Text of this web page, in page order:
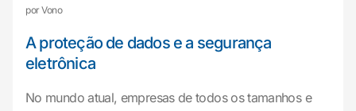
por Vono
A proteção de dados e a segurança
eletrônica
No mundo atual, empresas de todos os tamanhos e